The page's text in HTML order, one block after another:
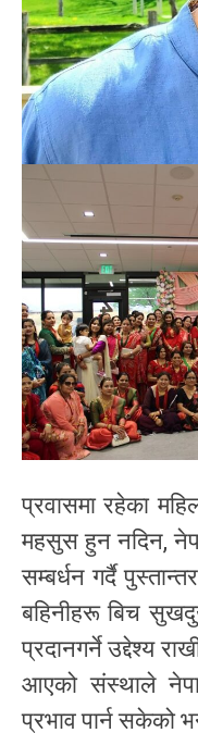
प्रवासमा रहेका
महसुस हुन नदिन,
सम्बर्धन गर्दै
बहिनीहरू बिच
प्रदानगर्ने उद्देश्य
आएको संस्थाले
प्रभाव पार्न सकेको